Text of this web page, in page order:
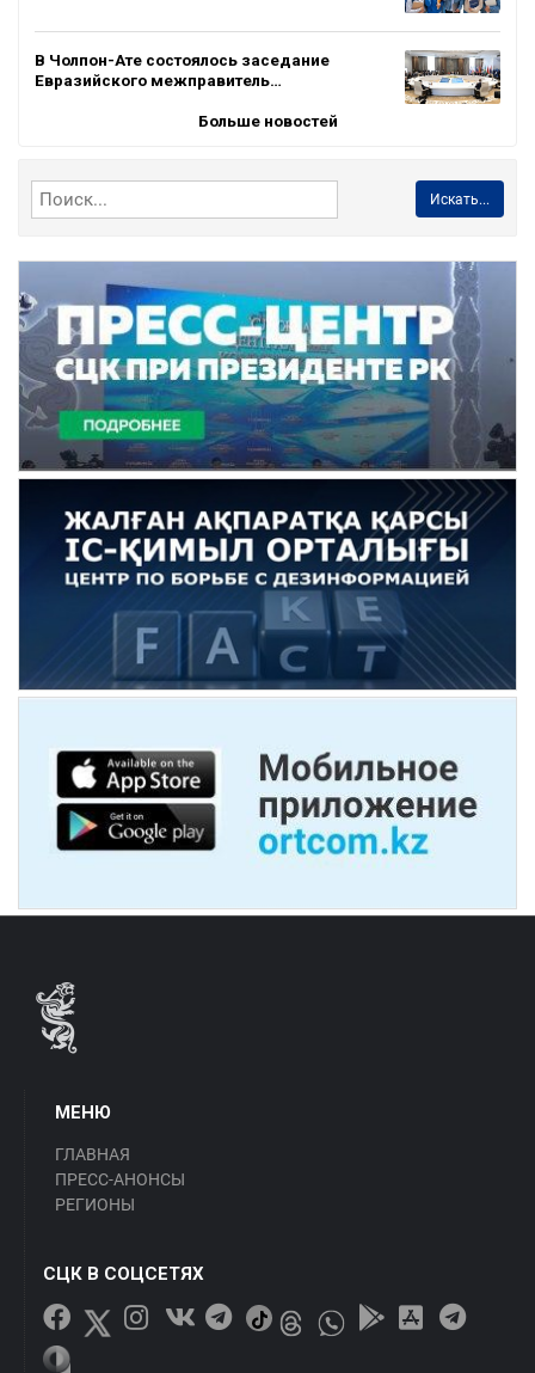
В Чолпон-Ате состоялось заседание
Евразийского межправитель…
Больше новостей
Искать...
МЕНЮ
ГЛАВНАЯ
ПРЕСС-АНОНСЫ
РЕГИОНЫ
СЦК В СОЦСЕТЯХ